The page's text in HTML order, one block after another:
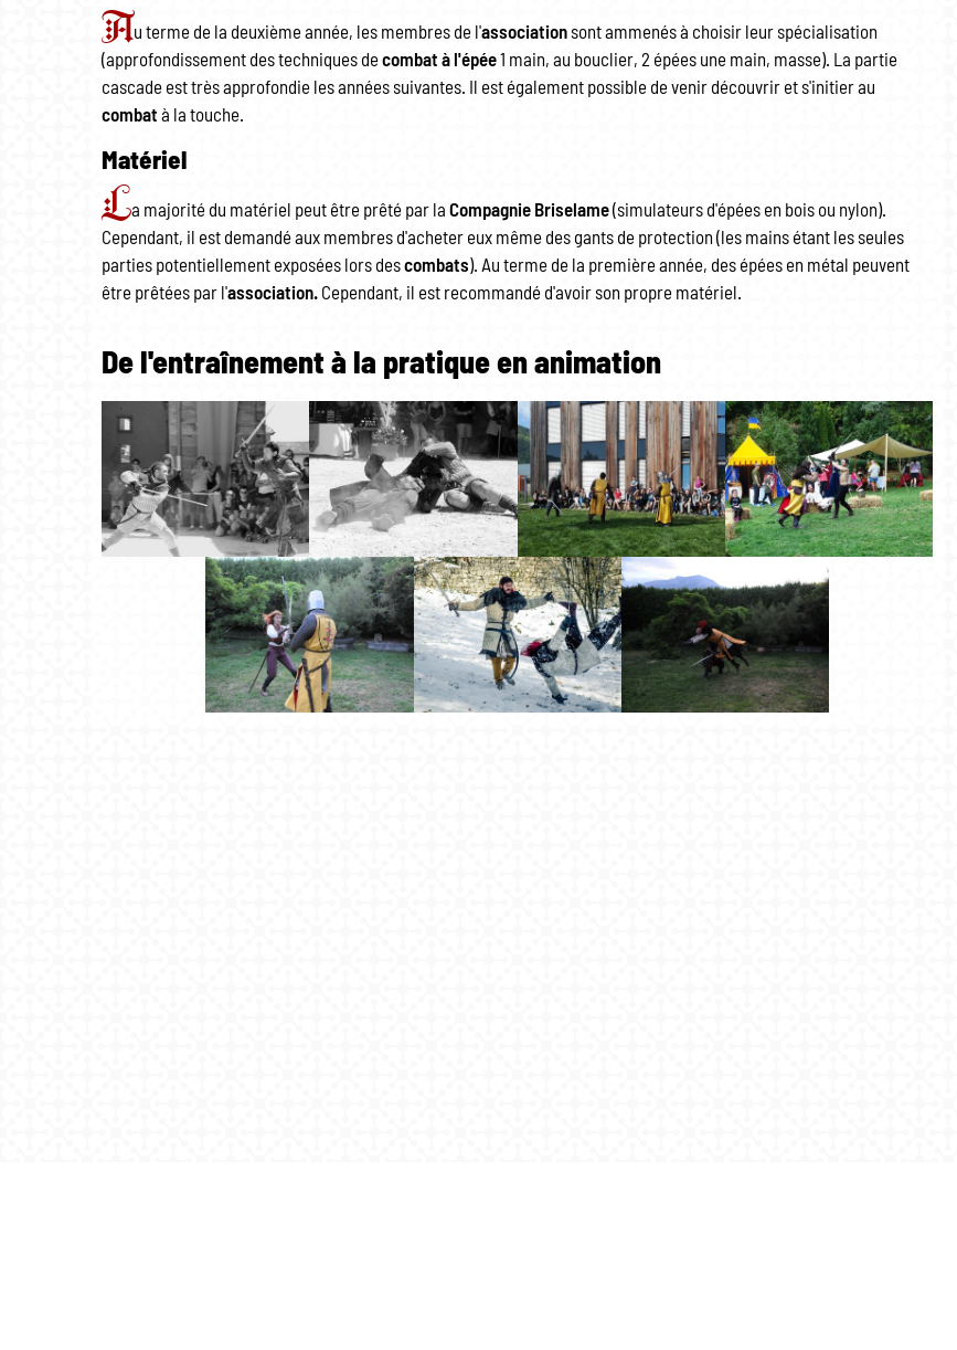
Au terme de la deuxième année, les membres de l'associationsont ammenés à choisir leur spécialisation
(approfondissement des techniques decombat à l'épée1 main, au bouclier, 2 épées une main, masse). La partie
cascade est très approfondie les années suivantes. Il est également possible de venir découvrir et s'initier au
combat à la touche.
Matériel
La majorité du matériel peut être prêté par la Compagnie Briselame(simulateurs d'épées en bois ou nylon).
Cependant, il est demandé aux membres d'acheter eux même des gants de protection (les mains étant les seules
parties potentiellement exposées lors descombats). Au terme de la première année, des épées en métal peuvent
être prêtées par l'association. Cependant, il est recommandé d'avoir son propre matériel.
De l'entraînement à la pratique en animation